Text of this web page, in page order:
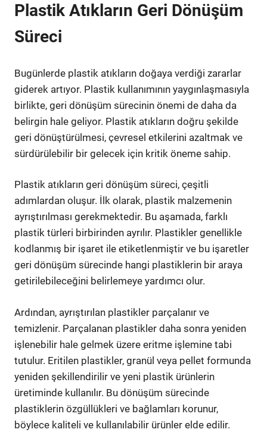
Plastik Atıkların Geri Dönüşüm
Süreci
Bugünlerde plastik atıkların doğaya verdiği zararlar
giderek artıyor. Plastik kullanımının yaygınlaşmasıyla
birlikte, geri dönüşüm sürecinin önemi de daha da
belirgin hale geliyor. Plastik atıkların doğru şekilde
geri dönüştürülmesi, çevresel etkilerini azaltmak ve
sürdürülebilir bir gelecek için kritik öneme sahip.
Plastik atıkların geri dönüşüm süreci, çeşitli
adımlardan oluşur. İlk olarak, plastik malzemenin
ayrıştırılması gerekmektedir. Bu aşamada, farklı
plastik türleri birbirinden ayrılır. Plastikler genellikle
kodlanmış bir işaret ile etiketlenmiştir ve bu işaretler
geri dönüşüm sürecinde hangi plastiklerin bir araya
getirilebileceğini belirlemeye yardımcı olur.
Ardından, ayrıştırılan plastikler parçalanır ve
temizlenir. Parçalanan plastikler daha sonra yeniden
işlenebilir hale gelmek üzere eritme işlemine tabi
tutulur. Eritilen plastikler, granül veya pellet formunda
yeniden şekillendirilir ve yeni plastik ürünlerin
üretiminde kullanılır. Bu dönüşüm sürecinde
plastiklerin özgüllükleri ve bağlamları korunur,
böylece kaliteli ve kullanılabilir ürünler elde edilir.